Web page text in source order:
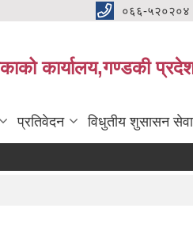
०६६-५२०२०४
कार्यालय,गण्डकी
प्रतिवेदन विधुतीय शुसासन सेवा